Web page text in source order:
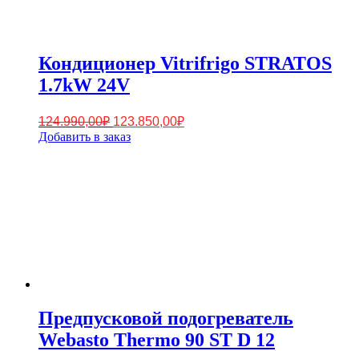
Кондиционер Vitrifrigo STRATOS
1.7kW 24V
124.990,00₽ Первоначальная
цена
составляла
123.850,00₽Текущая
Добавить в заказ
Предпусковой подогреватель
Webasto Thermo 90 ST D 12